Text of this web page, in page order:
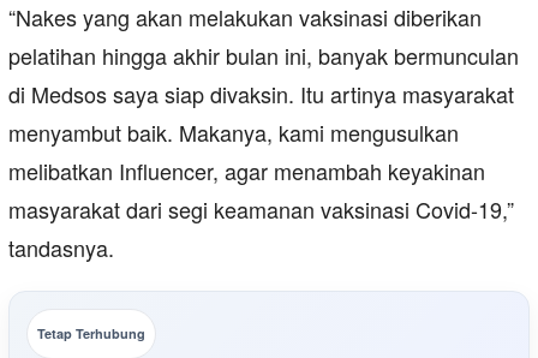
“Nakes yang akan melakukan vaksinasi diberikan
pelatihan hingga akhir bulan ini, banyak bermunculan
di Medsos saya siap divaksin. Itu artinya masyarakat
menyambut baik. Makanya, kami mengusulkan
melibatkan Influencer, agar menambah keyakinan
masyarakat dari segi keamanan vaksinasi Covid-19,”
tandasnya.
Tetap Terhubung